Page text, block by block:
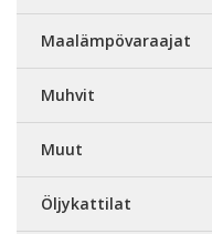
Maalämpövaraajat
Muhvit
Muut
Öljykattilat